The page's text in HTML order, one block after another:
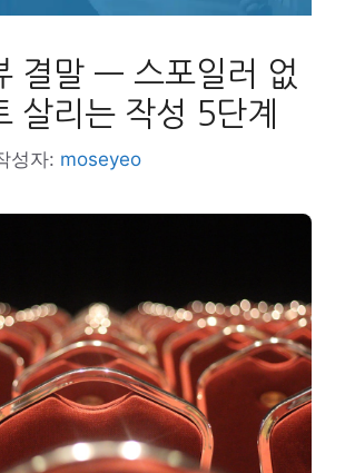
결말 — 스포일러 없
살리는 작성 5단계
성자: moseyeo